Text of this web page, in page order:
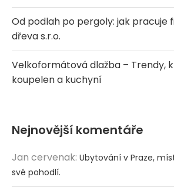
Od podlah po pergoly: jak pracuje
dřeva s.r.o.
Velkoformátová dlažba – Trendy,
koupelen a kuchyní
Nejnovější komentáře
Jan cervenak: Ubytování v Praze,
své pohodlí.